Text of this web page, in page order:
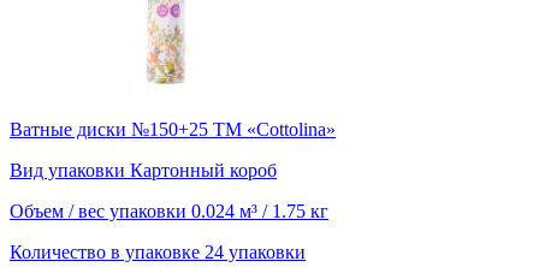
Ватные диски №150+25 ТМ «Cottolina»
Вид упаковки Картонный короб
Объем / вес упаковки 0.024 м³ / 1.75 кг
Количество в упаковке 24 упаковки